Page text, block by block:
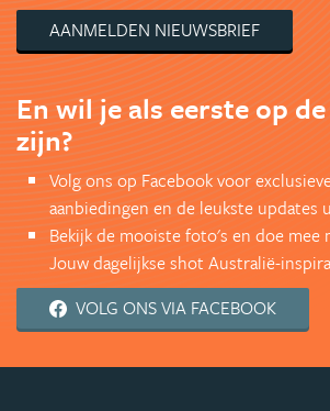
AANMELDEN NIEUWSBRIEF
En wil je als eerste op
zijn?
Volg ons op Facebook voor
aanbiedingen en de leukste updates
Bekijk de mooiste foto's en doe mee
Jouw dagelijkse shot Australië-
VOLG ONS VIA FACEBOOK